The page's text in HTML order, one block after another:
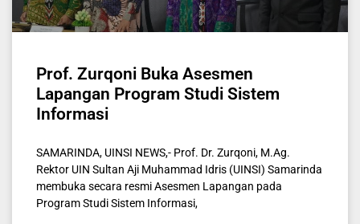
Prof. Zurqoni Buka Asesmen
Lapangan Program Studi Sistem
Informasi
SAMARINDA, UINSI NEWS,- Prof. Dr. Zurqoni, M.Ag.
Rektor UIN Sultan Aji Muhammad Idris (UINSI) Samarinda
membuka secara resmi Asesmen Lapangan pada
Program Studi Sistem Informasi,